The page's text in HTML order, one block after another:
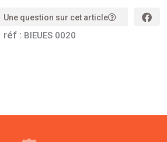
Une question sur cet article
réf : BIEUES 0020